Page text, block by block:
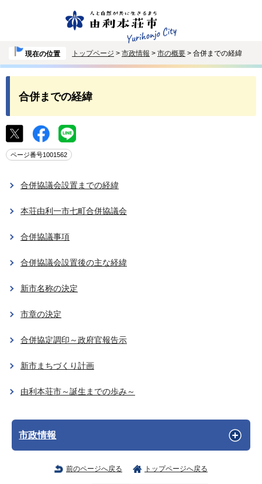
現在の位置 トップページ > 市政情報 > 市の概要 > 合併までの経緯
合併までの経緯
ページ番号1001562
合併協議会設置までの経緯
本荘由利一市七町合併協議会
合併協議事項
合併協議会設置後の主な経緯
新市名称の決定
市章の決定
合併協定調印～政府官報告示
新市まちづくり計画
由利本荘市～誕生までの歩み～
市政情報
前のページへ戻る トップページへ戻る